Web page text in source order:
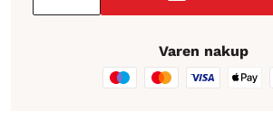
Varen nakup